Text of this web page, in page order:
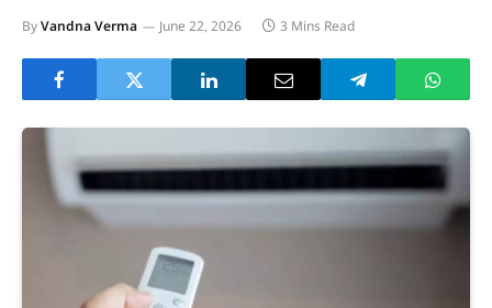
ByVandna Verma June 22, 2026 3 Mins Read